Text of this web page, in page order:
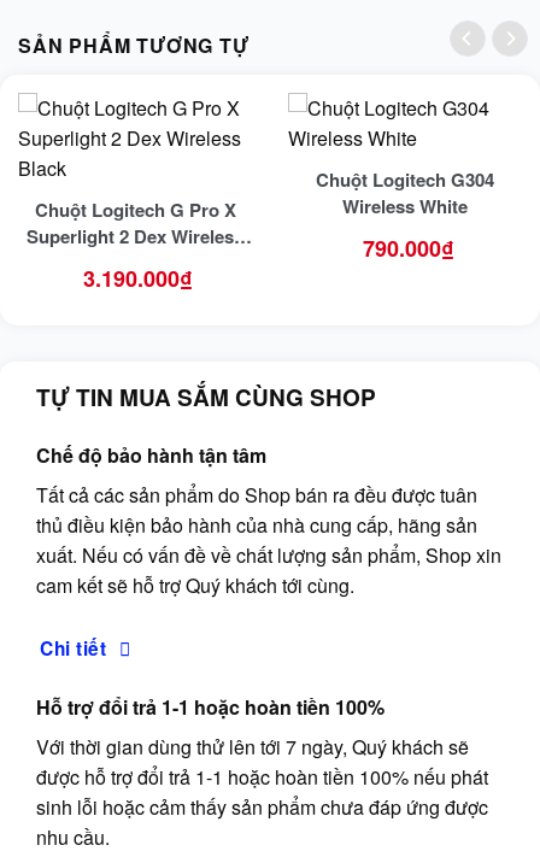
SẢN PHẨM TƯƠNG TỰ
Chuột Logitech G Pro X
Superlight 2 Dex Wireless
3.190.000₫
Chuột Logitech G304
Wireless White
790.000₫
TỰ TIN MUA SẮM CÙNG SHOP
Chế độ bảo hành tận tâm
Tất cả các sản phẩm do Shop bán ra đều được tuân
thủ điều kiện bảo hành của nhà cung cấp, hãng sản
xuất. Nếu có vấn đề về chất lượng sản phẩm, Shop xin
cam kết sẽ hỗ trợ Quý khách tới cùng.
Chi tiết
Hỗ trợ đổi trả 1-1 hoặc hoàn tiền 100%
Với thời gian dùng thử lên tới 7 ngày, Quý khách sẽ
được hỗ trợ đổi trả 1-1 hoặc hoàn tiền 100% nếu phát
sinh lỗi hoặc cảm thấy sản phẩm chưa đáp ứng được
nhu cầu.